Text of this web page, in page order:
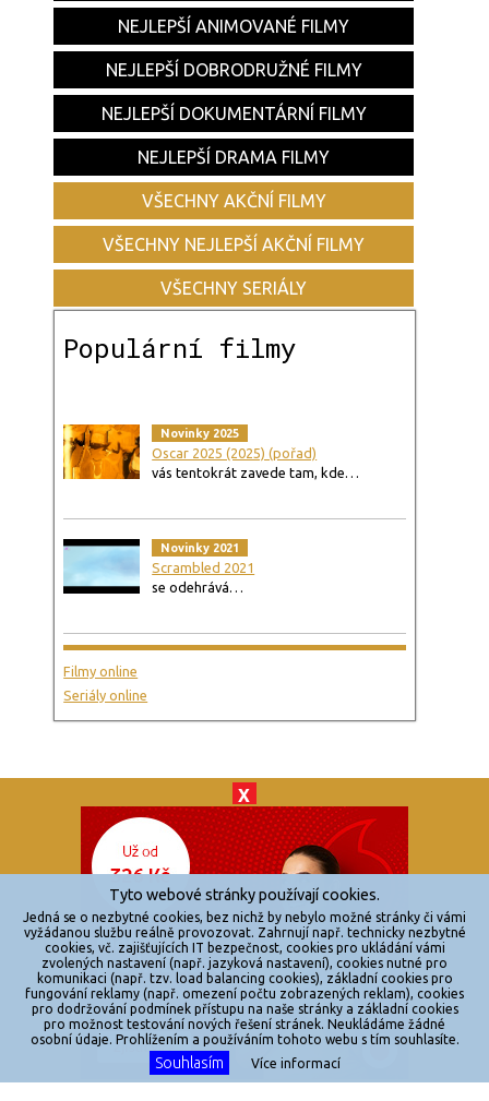
X
NEJLEPŠÍ ANIMOVANÉ FILMY
NEJLEPŠÍ DOBRODRUŽNÉ FILMY
NEJLEPŠÍ DOKUMENTÁRNÍ FILMY
NEJLEPŠÍ DRAMA FILMY
VŠECHNY AKČNÍ FILMY
VŠECHNY NEJLEPŠÍ AKČNÍ FILMY
VŠECHNY SERIÁLY
Populární filmy
Novinky 2025
Oscar 2025 (2025) (pořad)
vás tentokrát zavede tam, kde…
Novinky 2021
Scrambled 2021
se odehrává…
Filmy online
Seriály online
© 2026
zkouknoutfilm.cz
Všechna práva vyhrazena.
Powered by
Reklama
Sítě
Redakce
Jakékoliv užití obsahu je bez souhlasu provozovatele zakázáno.
Tyto webové stránky používají cookies.
Jedná se o nezbytné cookies, bez nichž by nebylo možné stránky či vámi
vyžádanou službu reálně provozovat. Zahrnují např. technicky nezbytné
cookies, vč. zajišťujících IT bezpečnost, cookies pro ukládání vámi
zvolených nastavení (např. jazyková nastavení), cookies nutné pro
komunikaci (např. tzv. load balancing cookies), základní cookies pro
fungování reklamy (např. omezení počtu zobrazených reklam), cookies
pro dodržování podmínek přístupu na naše stránky a základní cookies
pro možnost testování nových řešení stránek. Neukládáme žádné
osobní údaje. Prohlížením a používáním tohoto webu s tím souhlasíte.
Souhlasím Více informací